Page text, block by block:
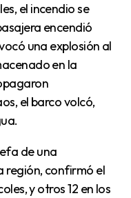
encendió
una explosión al
en la
el barco volcó,
región, confirmó el
y otros 12 en los